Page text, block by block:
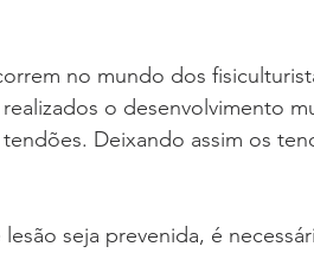
no mundo dos
o desenvolvimento
Deixando assim os
seja prevenida, é